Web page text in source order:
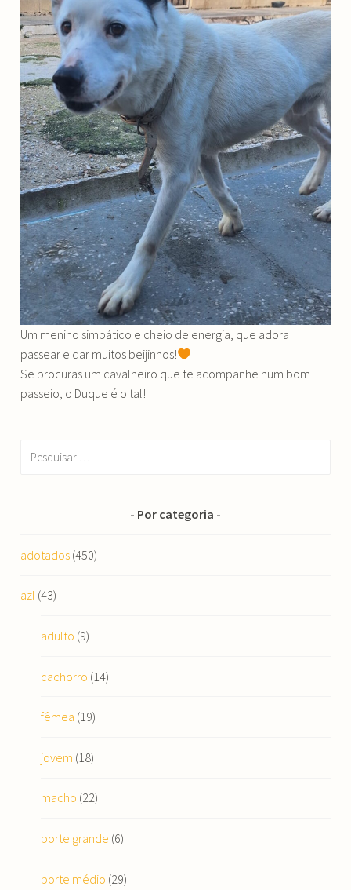
Um menino simpático e cheio de energia, que adora
passear e dar muitos beijinhos!
Se procuras um cavalheiro que te acompanhe num bom
passeio, o Duque é o tal!
Por categoria
adotados (450)
azl (43)
adulto (9)
cachorro (14)
fêmea (19)
jovem (18)
macho (22)
porte grande (6)
porte médio (29)